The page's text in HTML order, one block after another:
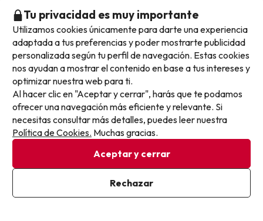
Opiniones de nuestros clientes
Viajes para grupos
Hoteles Galicia
Hoteles en Islas
Hoteles Salou
Viajes con mascotas
Chollos con Todo Incluido
Chollos en la playa
Chollos con Vuelo Incluido
Hoteles con toboganes
Selección de la Newsletter
Los favoritos de nuestros clientes
Puente de Agosto
Vacaciones en Agosto
Vacaciones en Septiembre
Vacaciones en Octubre
Vacaciones en Noviembre
Contáctanos
Preguntas frecuentes
Descarga GRATIS nuestra app
Más de 3 MILLONES de descargas y una valoración de 4,7/5.
Métodos de pago disponibles
Tu privacidad es muy importante
Utilizamos cookies únicamente para darte una experiencia
adaptada a tus preferencias y poder mostrarte publicidad
personalizada según tu perfil de navegación. Estas cookies
nos ayudan a mostrar el contenido en base a tus intereses y
optimizar nuestra web para ti.
Al hacer clic en "Aceptar y cerrar", harás que te podamos
ofrecer una navegación más eficiente y relevante. Si
necesitas consultar más detalles, puedes leer nuestra
Política de Cookies. Muchas gracias.
Aceptar y cerrar
Rechazar